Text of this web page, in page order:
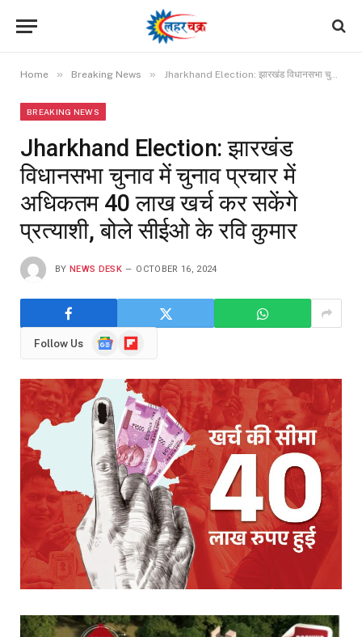
Home » Breaking News » Jharkhand Election: झारखंड विधानसभा चुनाव में चुनाव प्रचार में अधिकतम 40 लाख खर्च कर सकेंगे प्रत्याशी, बोले सीईओ के रवि कुमार
BREAKING NEWS
Jharkhand Election: झारखंड
विधानसभा चुनाव में चुनाव प्रचार में
अधिकतम 40 लाख खर्च कर सकेंगे
प्रत्याशी, बोले सीईओ के रवि कुमार
BY NEWS DESK OCTOBER 16, 2024
Follow Us
GoogleFlipboard